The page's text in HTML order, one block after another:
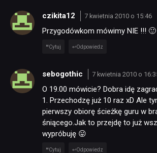
czikita12 7 kwietnia 2010 o 15:46
Przygodówkom mówimy NIE !!! 🙂
Cytuj Odpowiedz
sebogothic 7 kwietnia 2010 o
O 19.00 mówicie? Dobra idę
1. Przechodzę już 10 raz xD Ale
pierwszy obiorę ścieżkę guru w
śniącego.Jak to przejdę to już
wypróbuję 😛
Cytuj Odpowiedz